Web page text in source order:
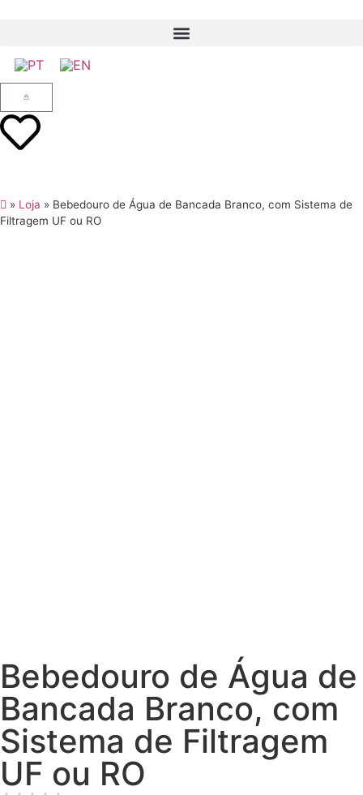
» Loja » Bebedouro de Água de Bancada Branco, com Sistema de
Filtragem UF ou RO
Bebedouro de Água de
Bancada Branco, com
Sistema de Filtragem
UF ou RO